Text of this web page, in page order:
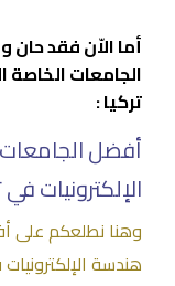
أما الاّن فقد
الجامعات
تركيا :
أفضل
الإلكترونيات في
وهنا نطلعكم على
هندسة